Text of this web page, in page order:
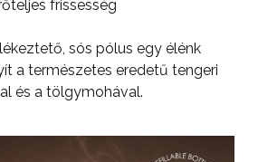
frissesség
sós pólus egy élénk
a természetes eredetű tengeri
és a tölgymohával.